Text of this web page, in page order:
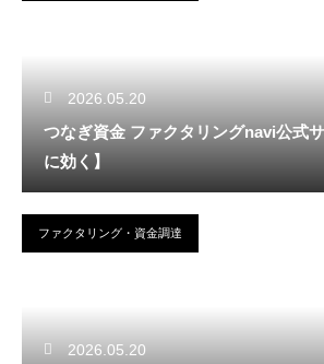
2026.05.20
つなぎ資金 ファクタリングnavi公式
に効く】
ファクタリング・資金調達
2026.05.20